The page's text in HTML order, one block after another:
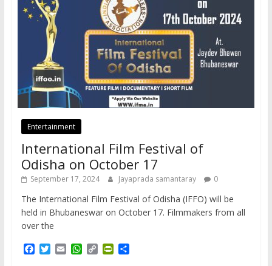
Entertainment
International Film Festival of
Odisha on October 17
September 17, 2024 Jayaprada samantaray 0
The International Film Festival of Odisha (IFFO) will be
held in Bhubaneswar on October 17. Filmmakers from all
over the
F
T
E
W C
P
S